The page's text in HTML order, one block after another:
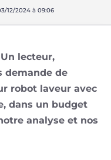
12/2024 à 09:06
Un lecteur,
demande de
robot laveur avec
dans un budget
analyse et nos